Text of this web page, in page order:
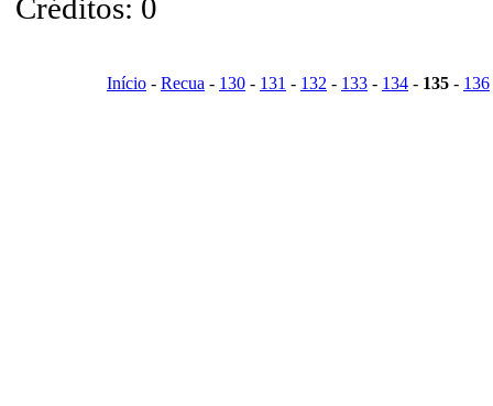
Créditos: 0
Início - Recua - 130 - 131 - 132 - 133 - 134 - 135 - 136